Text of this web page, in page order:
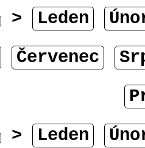
> Leden
Červenec
> Leden